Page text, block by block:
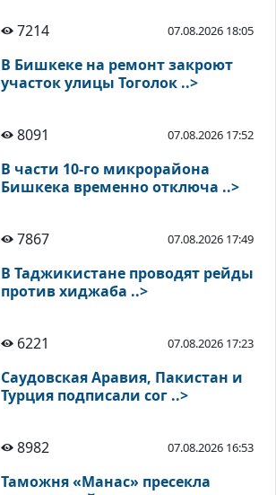
7214 07.08.2026 18:05
В Бишкеке на ремонт закроют
участок улицы Тоголок ..>
8091 07.08.2026 17:52
В части 10-го микрорайона
Бишкека временно отключа ..>
7867 07.08.2026 17:49
В Таджикистане проводят рейды
против хиджаба ..>
6221 07.08.2026 17:23
Саудовская Аравия, Пакистан и
Турция подписали сог ..>
8982 07.08.2026 16:53
Таможня «Манас» пресекла